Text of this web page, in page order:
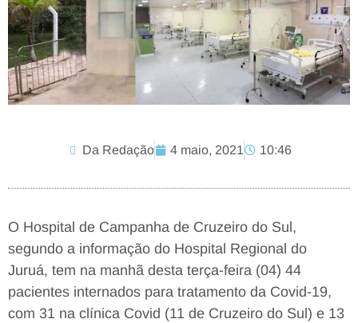
Da Redação 4 maio, 2021 10:46
O Hospital de Campanha de Cruzeiro do Sul,
segundo a informação do Hospital Regional do
Juruá, tem na manhã desta terça-feira (04) 44
pacientes internados para tratamento da Covid-19,
com 31 na clínica Covid (11 de Cruzeiro do Sul) e 13